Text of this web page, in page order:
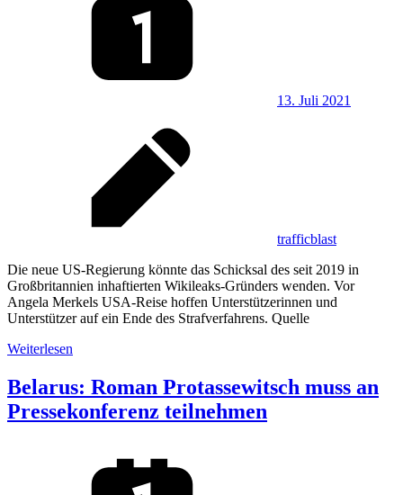
13. Juli 2021
trafficblast
Die neue US-Regierung könnte das Schicksal des seit 2019 in
Großbritannien inhaftierten Wikileaks-Gründers wenden. Vor
Angela Merkels USA-Reise hoffen Unterstützerinnen und
Unterstützer auf ein Ende des Strafverfahrens. Quelle
Weiterlesen
Belarus: Roman Protassewitsch muss an
Pressekonferenz teilnehmen